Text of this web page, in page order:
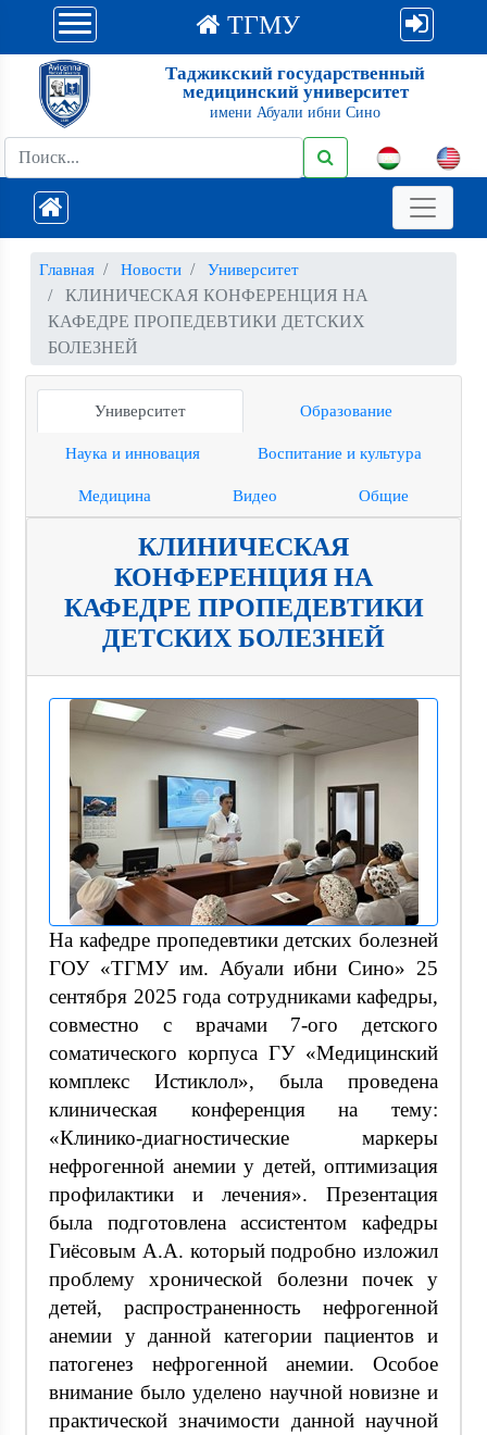
ТГМУ
Таджикский государственный
медицинский университет
имени Абуали ибни Сино
Главная Новости Университет
КЛИНИЧЕСКАЯ КОНФЕРЕНЦИЯ НА
КАФЕДРЕ ПРОПЕДЕВТИКИ ДЕТСКИХ
БОЛЕЗНЕЙ
Университет Образование
Наука и инновация Воспитание и культура
Медицина Видео Общие
КЛИНИЧЕСКАЯ
КОНФЕРЕНЦИЯ НА
КАФЕДРЕ ПРОПЕДЕВТИКИ
ДЕТСКИХ БОЛЕЗНЕЙ
На кафедре пропедевтики детских болезней
ГОУ «ТГМУ им. Абуали ибни Сино» 25
сентября 2025 года сотрудниками кафедры,
совместно с врачами 7-ого детского
соматического корпуса ГУ «Медицинский
комплекс Истиклол», была проведена
клиническая конференция на тему:
«Клинико-диагностические маркеры
нефрогенной анемии у детей, оптимизация
профилактики и лечения». Презентация
была подготовлена ассистентом кафедры
Гиёсовым А.А. который подробно изложил
проблему хронической болезни почек у
детей, распространенность нефрогенной
анемии у данной категории пациентов и
патогенез нефрогенной анемии. Особое
внимание было уделено научной новизне и
практической значимости данной научной